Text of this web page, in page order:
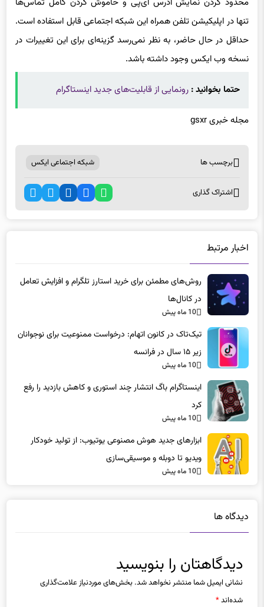
تنها در اپلیکیشن تلفن همراه این شبکه اجتماعی قابل استفاده است.
حداقل در حال حاضر، به نظر نمی‌رسد گزینه‌ای برای این تغییرات در
نسخه وب ایکس وجود داشته باشد.
حتما بخوانید :رونمایی از قابلیت‌های جدید اینستاگرام
مجله خبری gsxr
برچسب ها شبکه اجتماعی ایکس
اشتراک گذاری
اخبار مرتبط
روش‌های مطمئن برای خرید استارز تلگرام و افزایش تعامل
در کانال‌ها
10 ماه پیش
تیک‌تاک در کانون اتهام: درخواست ممنوعیت برای نوجوانان
زیر ۱۵ سال در فرانسه
10 ماه پیش
اینستاگرام باگ انتشار چند استوری و کاهش بازدید را رفع
کرد
10 ماه پیش
ابزارهای جدید هوش مصنوعی یوتیوب: از تولید خودکار
ویدیو تا دوبله و موسیقی‌سازی
10 ماه پیش
دیدگاه ها
دیدگاهتان را بنویسید
نشانی ایمیل شما منتشر نخواهد شد. بخش‌های موردنیاز علامت‌گذاری
شده‌اند*